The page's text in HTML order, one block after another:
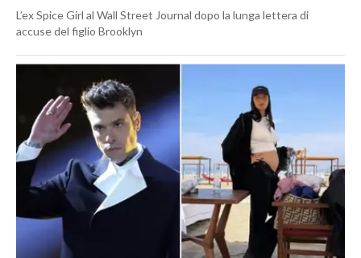
L’ex Spice Girl al Wall Street Journal dopo la lunga lettera di
accuse del figlio Brooklyn